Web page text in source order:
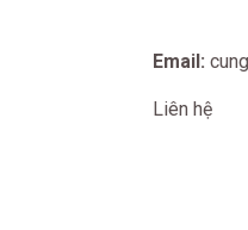
Email:
Liên hệ